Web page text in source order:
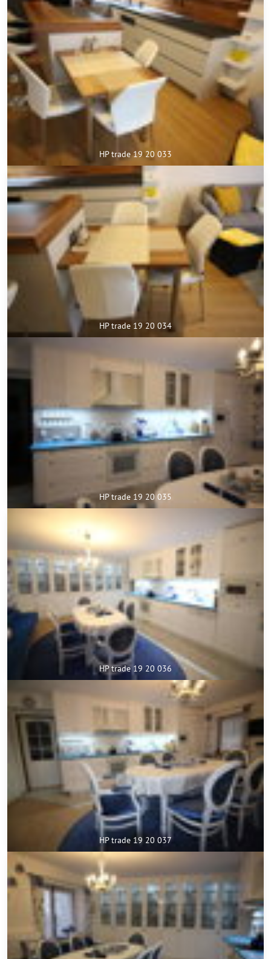
HP trade 19 20 033
HP trade 19 20 034
HP trade 19 20 035
HP trade 19 20 036
HP trade 19 20 037